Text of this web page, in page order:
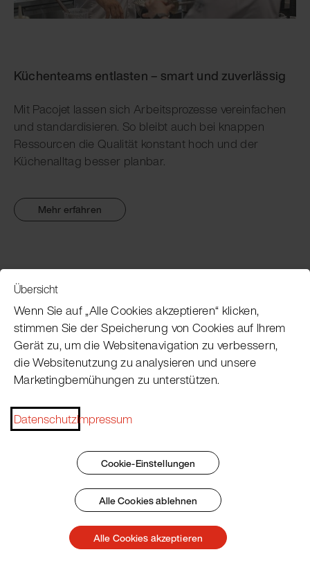
Küchenteams entlasten – smart und zuverlässig
Mit Pacojet lassen sich Arbeitsprozesse vereinfachen
und standardisieren. So bleibt auch bei knappen
Ressourcen die Qualität konstant hoch und der
Küchenalltag besser planbar.
Mehr erfahren
Pacojet Newsletter
Möchten Sie regelmäßig über Neuigkeiten,
Laufenden bleiben?
Jetzt abonnieren
Übersicht
Wenn Sie auf „Alle Cookies akzeptieren“ klicken,
stimmen Sie der Speicherung von Cookies auf Ihrem
Gerät zu, um die Websitenavigation zu verbessern,
die Websitenutzung zu analysieren und unsere
Marketingbemühungen zu unterstützen.
DatenschutzImpressum
Cookie-Einstellungen
Alle Cookies ablehnen
Alle Cookies akzeptieren